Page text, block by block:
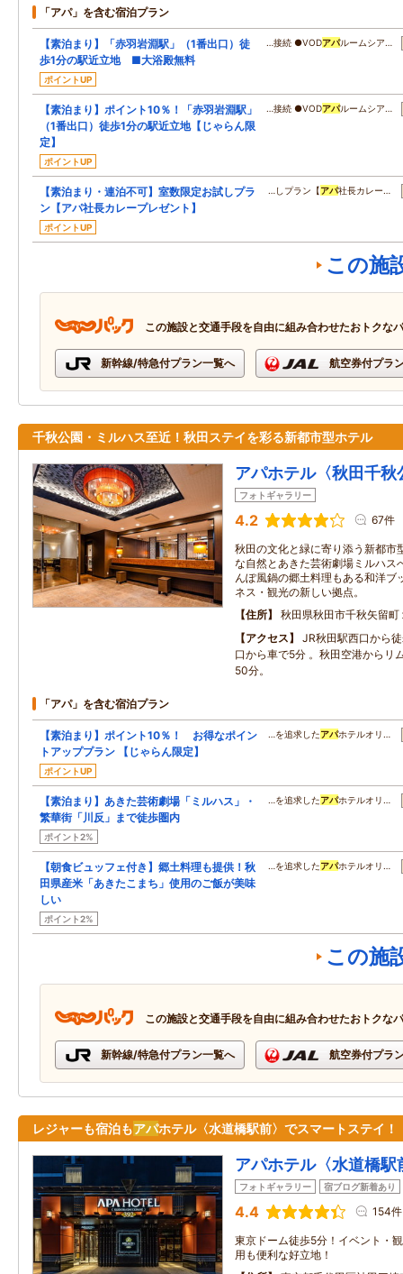
「アパ」を含む宿泊プラン
【素泊まり】「赤羽岩淵駅」（1番出口）徒
歩1分の駅近立地 ■大浴殿無料
ポイントUP
…接続 ●VODアパルームシア…
【素泊まり】ポイント10％！「赤羽岩淵駅」
（1番出口）徒歩1分の駅近立地【じゃらん限
定】
ポイントUP
…接続 ●VODアパルームシア…
【素泊まり・連泊不可】室数限定お試しプラ
ン【アパ社長カレープレゼント】
ポイントUP
…しプラン【アパ社長カレー…
この施
この施設と交通手段を自由に組み合わせたおトクな
新幹線/特急付プラン一覧へ 航空券付プラ
千秋公園・ミルハス至近！秋田ステイを彩る新都市型ホテル
アパホテル〈秋田千秋
フォトギャラリー
4.2 67件
秋田の文化と緑に寄り添う新都市
な自然とあきた芸術劇場ミルハス
んぽ風鍋の郷土料理もある和洋ブ
ネス・観光の新しい拠点。
住所
秋田県秋田市千秋矢留町
アクセス
JR秋田駅西口から
口から車で5分 。秋田空港からリ
50分。
「アパ」を含む宿泊プラン
【素泊まり】ポイント10％！ お得なポイン
トアッププラン 【じゃらん限定】
ポイントUP
…を追求したアパホテルオリ…
【素泊まり】あきた芸術劇場「ミルハス」・
繁華街「川反」まで徒歩圏内
ポイント2%
…を追求したアパホテルオリ…
【朝食ビュッフェ付き】郷土料理も提供！秋
田県産米「あきたこまち」使用のご飯が美味
しい
ポイント2%
…を追求したアパホテルオリ…
この施
この施設と交通手段を自由に組み合わせたおトクな
新幹線/特急付プラン一覧へ 航空券付プラ
レジャーも宿泊もアパホテル〈水道橋駅前〉でスマートステイ！
アパホテル〈水道橋駅
フォトギャラリー 宿ブログ新着あり
4.4 154件
東京ドーム徒歩5分！イベント・
用も便利な好立地！